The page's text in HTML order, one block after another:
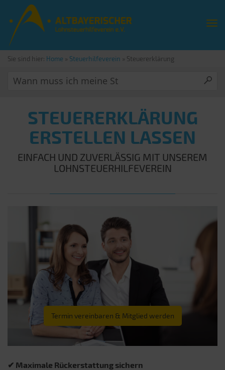
Sie sind hier: Home » Steuerhilfeverein » Steuererklärung
STEUERERKLÄRUNG
ERSTELLEN LASSEN
EINFACH UND ZUVERLÄSSIG MIT UNSEREM
LOHNSTEUERHILFEVEREIN
Termin vereinbaren & Mitglied werden
✔ Maximale Rückerstattung sichern